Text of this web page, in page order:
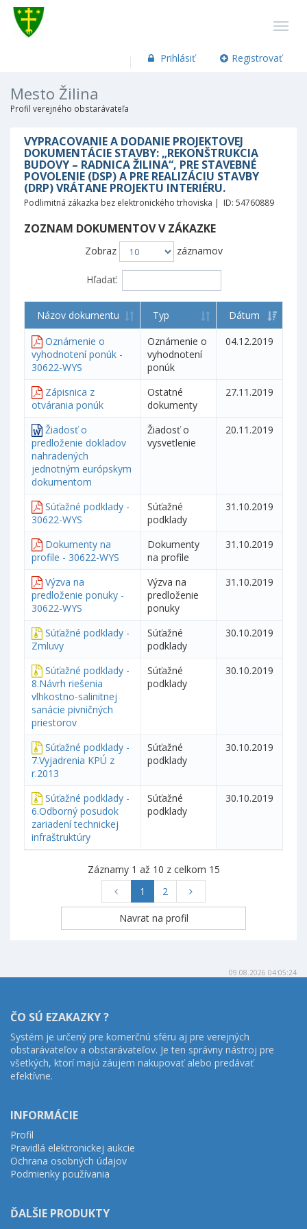
Prihlásiť Registrovať
Mesto Žilina
Profil verejného obstarávateľa
VYPRACOVANIE A DODANIE PROJEKTOVEJ
DOKUMENTÁCIE STAVBY: „REKONŠTRUKCIA
BUDOVY – RADNICA ŽILINA“, PRE STAVEBNÉ
POVOLENIE (DSP) A PRE REALIZÁCIU STAVBY
(DRP) VRÁTANE PROJEKTU INTERIÉRU.
Podlimitná zákazka bez elektronického trhoviska | ID: 54760889
ZOZNAM DOKUMENTOV V ZÁKAZKE
Zobraz záznamov
Hľadať:
Názov dokumentu Typ
Dátum
Oznámenie o
vyhodnotení ponúk -
30622-WYS
Oznámenie o
vyhodnotení
ponúk
04.12.2019
Zápisnica z
otvárania ponúk
Ostatné
dokumenty
27.11.2019
Žiadosť o
predloženie dokladov
nahradených
jednotným európskym
dokumentom
Žiadosť o
vysvetlenie
20.11.2019
Súťažné podklady -
30622-WYS
Súťažné
podklady
31.10.2019
Dokumenty na
profile - 30622-WYS
Dokumenty
na profile
31.10.2019
Výzva na
predloženie ponuky -
30622-WYS
Výzva na
predloženie
ponuky
31.10.2019
Súťažné podklady -
Zmluvy
Súťažné
podklady
30.10.2019
Súťažné podklady -
8.Návrh riešenia
vlhkostno-salinitnej
sanácie pivničných
priestorov
Súťažné
podklady
30.10.2019
Súťažné podklady -
7.Vyjadrenia KPÚ z
r.2013
Súťažné
podklady
30.10.2019
Súťažné podklady -
6.Odborný posudok
zariadení technickej
infraštruktúry
Súťažné
podklady
30.10.2019
Záznamy 1 až 10 z celkom 15
1
2
09.08.2026 04:05:24
ČO SÚ EZAKAZKY ?
Systém je určený pre komerčnú sféru aj pre verejných
obstarávateľov a obstarávateľov. Je ten správny nástroj pre
všetkých, ktorí majú záujem nakupovať alebo predávať
efektívne.
INFORMÁCIE
Profil
Pravidlá elektronickej aukcie
Ochrana osobných údajov
Podmienky používania
ĎALŠIE PRODUKTY